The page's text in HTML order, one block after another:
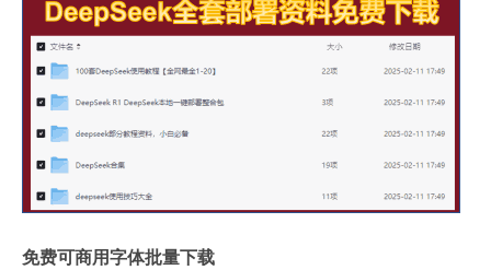
免费可商用字体批量下载